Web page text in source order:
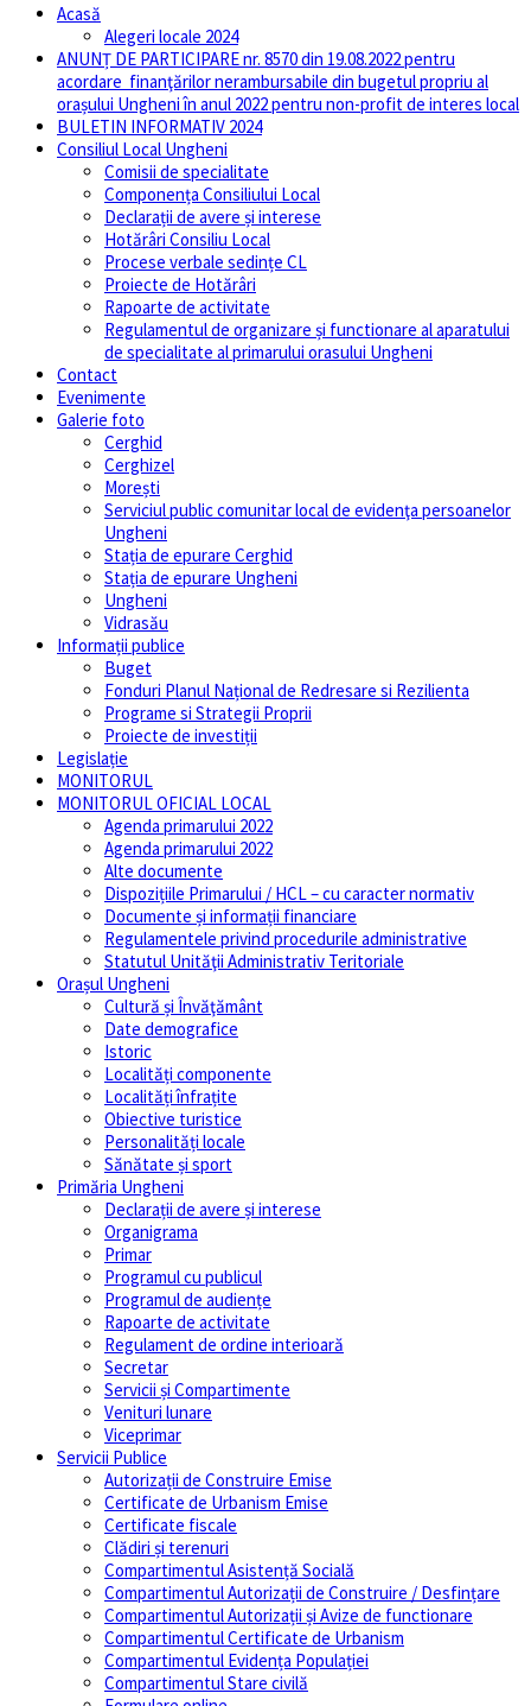
Acasă
Alegeri locale 2024
ANUNȚ DE PARTICIPARE nr. 8570 din 19.08.2022 pentru
acordare finanţărilor nerambursabile din bugetul propriu al
orașului Ungheni în anul 2022 pentru non-profit de interes local
BULETIN INFORMATIV 2024
Consiliul Local Ungheni
Comisii de specialitate
Componența Consiliului Local
Declarații de avere și interese
Hotărâri Consiliu Local
Procese verbale sedințe CL
Proiecte de Hotărâri
Rapoarte de activitate
Regulamentul de organizare și functionare al aparatului
de specialitate al primarului orasului Ungheni
Contact
Evenimente
Galerie foto
Cerghid
Cerghizel
Morești
Serviciul public comunitar local de evidenţa persoanelor
Ungheni
Stația de epurare Cerghid
Stația de epurare Ungheni
Ungheni
Vidrasău
Informații publice
Buget
Fonduri Planul Național de Redresare si Rezilienta
Programe si Strategii Proprii
Proiecte de investiții
Legislație
MONITORUL
MONITORUL OFICIAL LOCAL
Agenda primarului 2022
Agenda primarului 2022
Alte documente
Dispozițiile Primarului / HCL – cu caracter normativ
Documente și informații financiare
Regulamentele privind procedurile administrative
Statutul Unităţii Administrativ Teritoriale
Orașul Ungheni
Cultură și Învăţământ
Date demografice
Istoric
Localități componente
Localități înfrațite
Obiective turistice
Personalități locale
Sănătate și sport
Primăria Ungheni
Declarații de avere și interese
Organigrama
Primar
Programul cu publicul
Programul de audiențe
Rapoarte de activitate
Regulament de ordine interioară
Secretar
Servicii și Compartimente
Venituri lunare
Viceprimar
Servicii Publice
Autorizații de Construire Emise
Certificate de Urbanism Emise
Certificate fiscale
Clădiri și terenuri
Compartimentul Asistență Socială
Compartimentul Autorizații de Construire / Desfințare
Compartimentul Autorizații și Avize de functionare
Compartimentul Certificate de Urbanism
Compartimentul Evidența Populației
Compartimentul Stare civilă